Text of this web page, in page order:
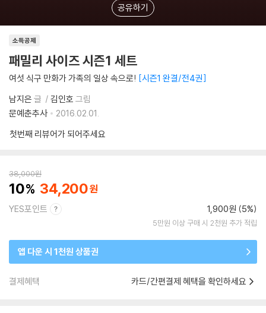
공유하기
소득공제
패밀리 사이즈 시즌1 세트
여섯 식구 만화가 가족의 일상 속으로! 시즌1 완결/전4권
남지은 글 김인호 그림
문예춘추사
2016.02.01.
첫번째 리뷰어가 되어주세요
38,000원
10 34,200
YES포인트 1,900원 (5%)
5만원 이상 구매 시 2천원 추가 적립
앱 다운 시 1천원 상품권
결제혜택 카드/간편결제 혜택을 확인하세요